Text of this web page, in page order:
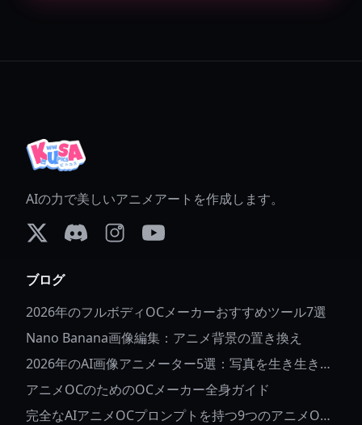
AIの力で美しいアニメアートを作成します。
ブログ
2026年のフルボディOCメーカーおすすめツール7選
Nano Banana画像編集：アニメ背景の置き換え
2026年のAI画像アニメーター5選：写真を生き生きと
させる
アニメOCのためのOCメーカー全身ガイド
完全なAIアニメOCプロンプトを持つ9つのアニメOC